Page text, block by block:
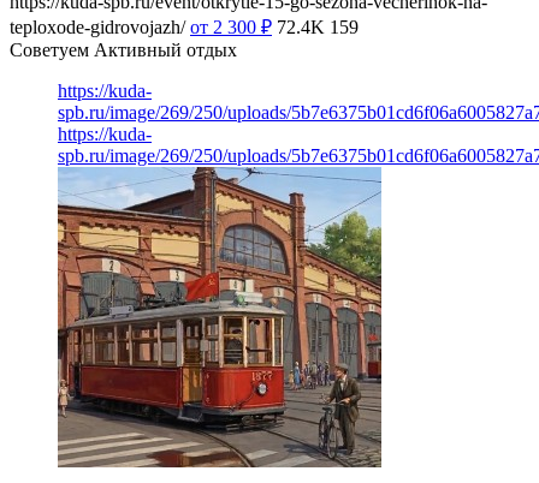
teploxode-gidrovojazh/ от 2 300 ₽ 72.4K 159
Советуем Активный отдых
https://kuda-
spb.ru/image/269/250/uploads/
https://kuda-
spb.ru/image/269/250/uploads/